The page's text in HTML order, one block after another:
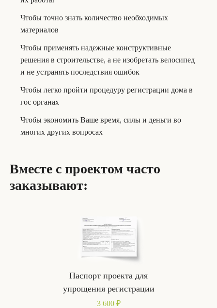
Чтобы точно знать количество необходимых
материалов
Чтобы применять надежные конструктивные
решения в строительстве, а не изобретать велосипед
и не устранять последствия ошибок
Чтобы легко пройти процедуру регистрации дома в
гос органах
Чтобы экономить Ваше время, силы и деньги во
многих других вопросах
Вместе с проектом часто
заказывают:
Паспорт проекта для
упрощения регистрации
3 600 ₽